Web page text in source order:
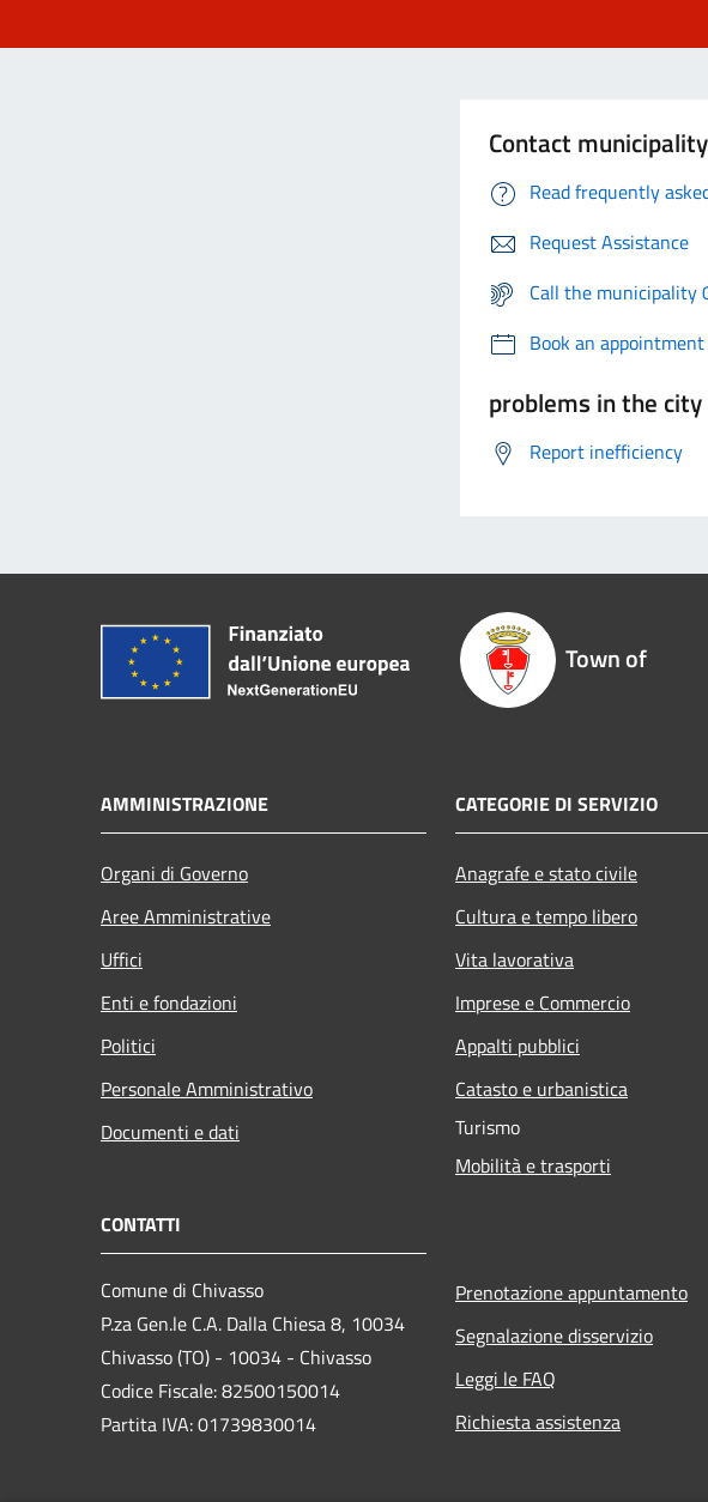
Contact municipality
Read frequently
Request Assistance
Call the municipality
Book an appointment
problems in the city
Report inefficiency
Town of
AMMINISTRAZIONE
Organi di Governo
Aree Amministrative
Uffici
Enti e fondazioni
Politici
Personale Amministrativo
Documenti e dati
CATEGORIE DI SERVIZIO
Anagrafe e stato civile
Cultura e tempo libero
Vita lavorativa
Imprese e Commercio
Appalti pubblici
Catasto e urbanistica
Turismo
Mobilità e trasporti
CONTATTI
Comune di Chivasso
P.za Gen.le C.A. Dalla Chiesa 8, 10034
Chivasso (TO) - 10034 - Chivasso
Codice Fiscale: 82500150014
Partita IVA: 01739830014
Prenotazione appuntamento
Segnalazione disservizio
Leggi le FAQ
Richiesta assistenza